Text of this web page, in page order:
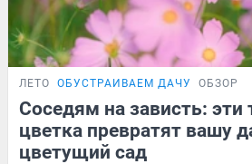
ЛЕТО ОБУСТРАИВАЕМ ДАЧУ ОБЗОР
Соседям на зависть: эти
цветка превратят вашу
цветущий сад